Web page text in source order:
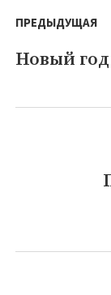
по
записям
ПРЕДЫДУЩАЯ
Предыдущая
Новый год